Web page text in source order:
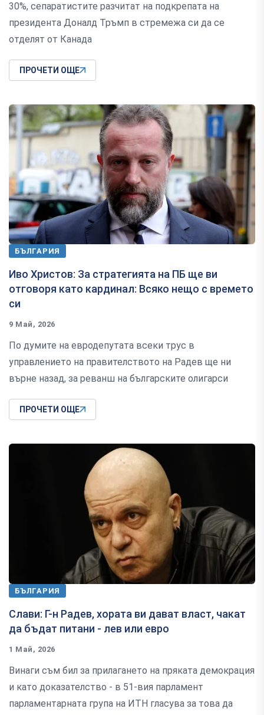
30%, сепаратистите разчитат на подкрепата на
президента Доналд Тръмп в стремежа си да се
отделят от Канада
ПРОЧЕТИ ОЩЕ
БЪЛГАРИЯ
Иво Христов: За стратегията на ПБ ще ви
отговоря като кардинал: Всяко нещо с времето
си
9 Май, 2026
По думите на евродепутата всеки трус в
управлението на правителството на Радев ще ни
върне назад, за реванш на българските олигарси
ПРОЧЕТИ ОЩЕ
БЪЛГАРИЯ
Слави: Г-н Радев, хората ви дават власт, чакат
да бъдат питани - лев или евро
1 Май, 2026
Винаги съм бил за прилагането на пряката демокрация
и като доказателство - в 51-вия парламент
парламентарната група на ИТН гласува за това да